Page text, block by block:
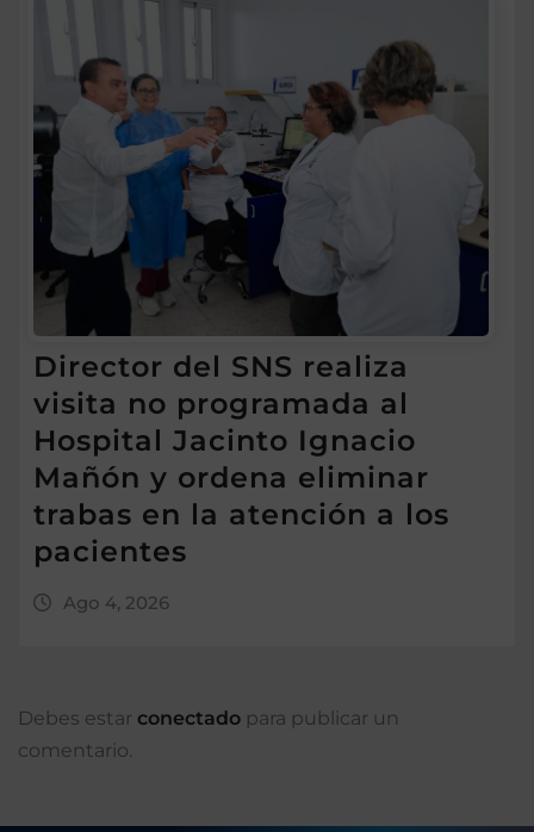
Director del SNS realiza
visita no programada al
Hospital Jacinto Ignacio
Mañón y ordena eliminar
trabas en la atención a los
pacientes
Ago 4, 2026
Debes estar conectado para publicar un
comentario.